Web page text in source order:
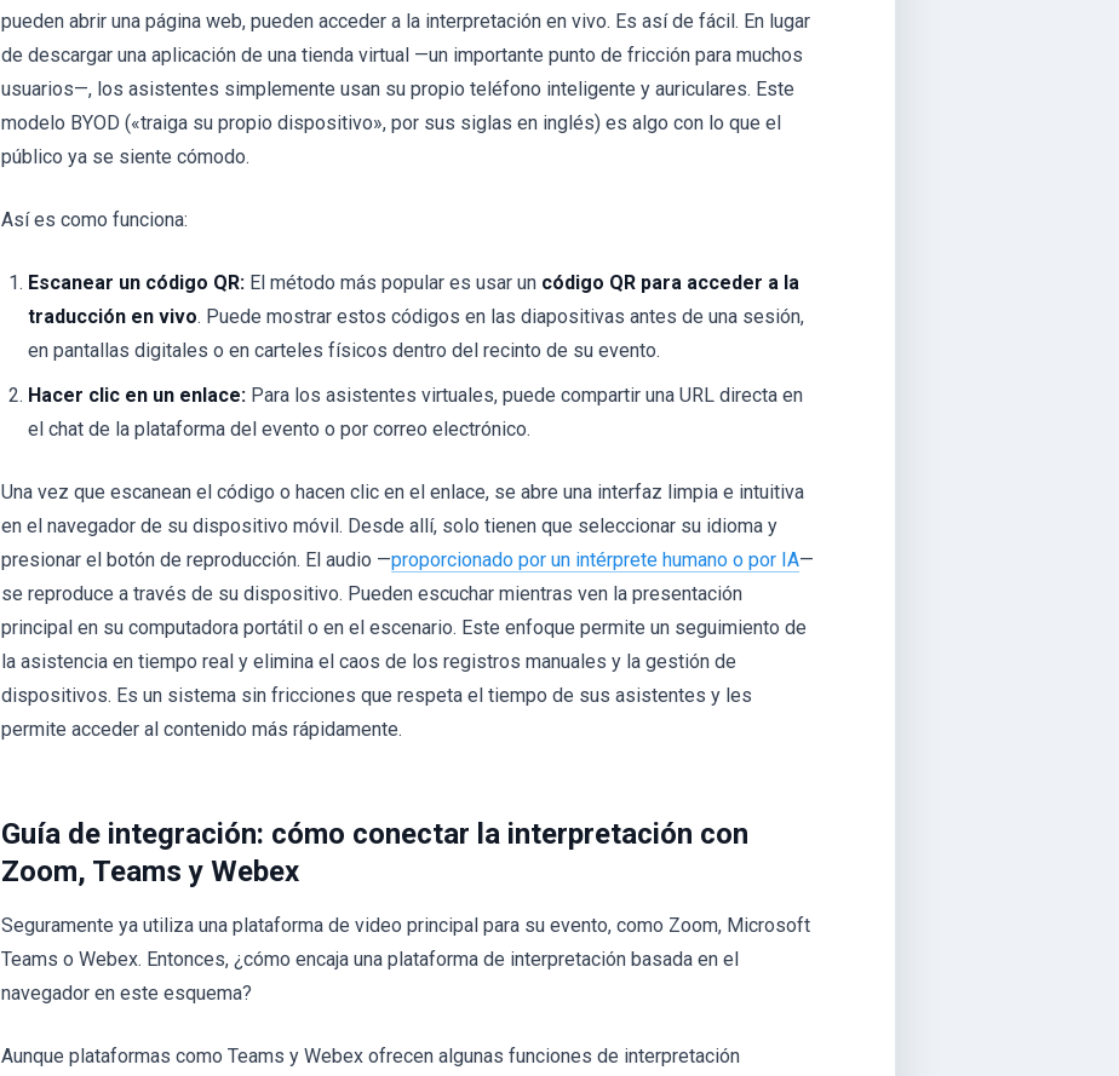
pueden abrir una página web, pueden acceder a la interpretación en vivo. Es así de fácil. En lugar
de descargar una aplicación de una tienda virtual —un importante punto de fricción para muchos
usuarios—, los asistentes simplemente usan su propio teléfono inteligente y auriculares. Este
modelo BYOD («traiga su propio dispositivo», por sus siglas en inglés) es algo con lo que el
público ya se siente cómodo.
Así es como funciona:
Escanear un código QR: El método más popular es usar un código QR para acceder a la
traducción en vivo. Puede mostrar estos códigos en las diapositivas antes de una sesión,
en pantallas digitales o en carteles físicos dentro del recinto de su evento.
Hacer clic en un enlace: Para los asistentes virtuales, puede compartir una URL directa en
el chat de la plataforma del evento o por correo electrónico.
Una vez que escanean el código o hacen clic en el enlace, se abre una interfaz limpia e intuitiva
en el navegador de su dispositivo móvil. Desde allí, solo tienen que seleccionar su idioma y
presionar el botón de reproducción. El audio —proporcionado por un intérprete humano o por IA—
se reproduce a través de su dispositivo. Pueden escuchar mientras ven la presentación
principal en su computadora portátil o en el escenario. Este enfoque permite un seguimiento de
la asistencia en tiempo real y elimina el caos de los registros manuales y la gestión de
dispositivos. Es un sistema sin fricciones que respeta el tiempo de sus asistentes y les
permite acceder al contenido más rápidamente.
Guía de integración: cómo conectar la interpretación con
Zoom, Teams y Webex
Seguramente ya utiliza una plataforma de video principal para su evento, como Zoom, Microsoft
Teams o Webex. Entonces, ¿cómo encaja una plataforma de interpretación basada en el
navegador en este esquema?
Aunque plataformas como Teams y Webex ofrecen algunas funciones de interpretación